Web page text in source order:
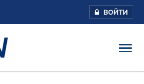
ВОЙТИ